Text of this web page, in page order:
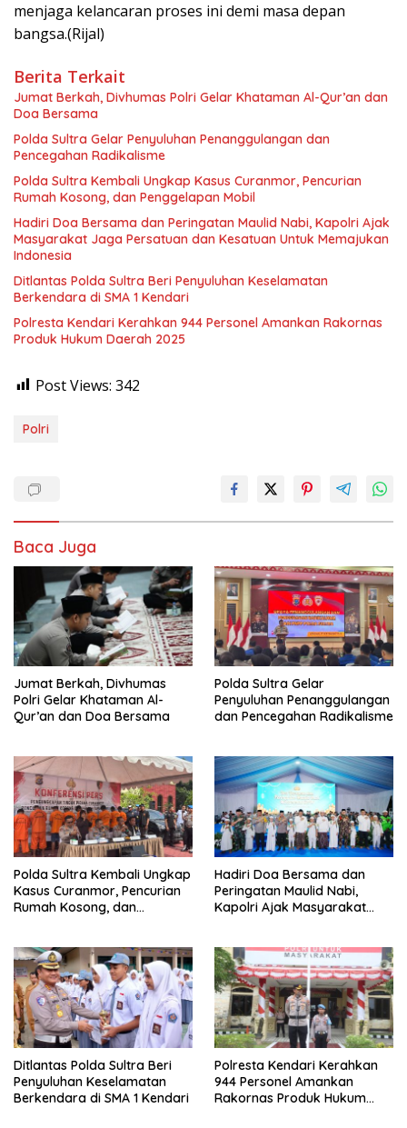
menjaga kelancaran proses ini demi masa depan
bangsa.(Rijal)
Berita Terkait
Jumat Berkah, Divhumas Polri Gelar Khataman Al-Qur’an dan
Doa Bersama
Polda Sultra Gelar Penyuluhan Penanggulangan dan
Pencegahan Radikalisme
Polda Sultra Kembali Ungkap Kasus Curanmor, Pencurian
Rumah Kosong, dan Penggelapan Mobil
Hadiri Doa Bersama dan Peringatan Maulid Nabi, Kapolri Ajak
Masyarakat Jaga Persatuan dan Kesatuan Untuk Memajukan
Indonesia
Ditlantas Polda Sultra Beri Penyuluhan Keselamatan
Berkendara di SMA 1 Kendari
Polresta Kendari Kerahkan 944 Personel Amankan Rakornas
Produk Hukum Daerah 2025
Post Views: 342
Polri
Baca Juga
Jumat Berkah, Divhumas
Polri Gelar Khataman Al-
Qur’an dan Doa Bersama
Polda Sultra Gelar
Penyuluhan Penanggulangan
dan Pencegahan Radikalisme
Polda Sultra Kembali Ungkap
Kasus Curanmor, Pencurian
Rumah Kosong, dan
Hadiri Doa Bersama dan
Peringatan Maulid Nabi,
Kapolri Ajak Masyarakat
Indonesia
Ditlantas Polda Sultra Beri
Penyuluhan Keselamatan
Berkendara di SMA 1 Kendari
Polresta Kendari Kerahkan
944 Personel Amankan
Rakornas Produk Hukum